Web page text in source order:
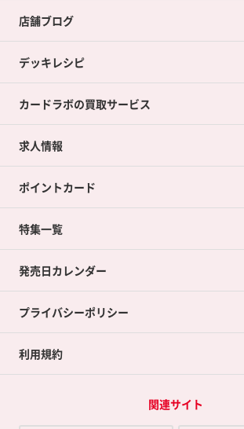
店舗ブログ
デッキレシピ
カードラボの買取サービス
カードラボの買取サービスTOP
店舗買取について
ネット買取について
買取承諾書について
求人情報
ポイントカード
ポイントカードTOP
ポイント交換景品
特集一覧
発売日カレンダー
プライバシーポリシー
利用規約
関連サイト